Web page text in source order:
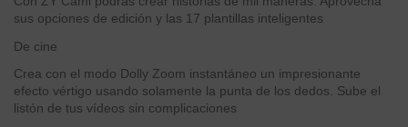
sus opciones de edición y las 17 plantillas inteligentes
De cine
Crea con el modo Dolly Zoom instantáneo un impresionante
efecto vértigo usando solamente la punta de los dedos. Sube el
listón de tus vídeos sin complicaciones